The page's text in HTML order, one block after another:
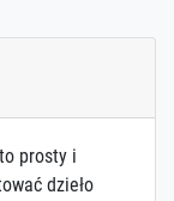
prosty i
dzieło